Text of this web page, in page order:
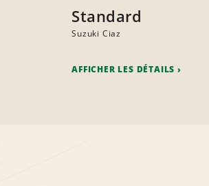
Standard
Suzuki Ciaz
AFFICHER LES DÉTAILS